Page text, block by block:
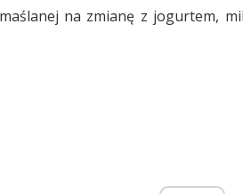
na zmianę z jogurtem,